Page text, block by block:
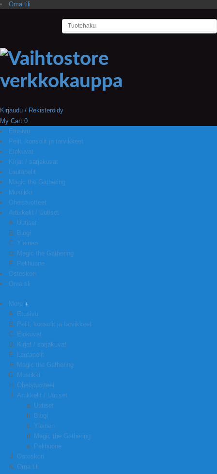
Oma tili
Kirjaudu / Rekisteröidy
My Cart 0
Etusivu
Pelit, konsolit ja tarvikkeet
Elokuvat
Kirjat / sarjakuvat
Lautapelit
Magic the Gathering
Musiikki
Oheistuotteet
Artikkelit / Uutiset
Uutiset
Blogi
Yleinen
Magic the Gathering
Pelihuone
Ostoskori
Oma tili
More
Etusivu
Pelit, konsolit ja tarvikkeet
Elokuvat
Kirjat / sarjakuvat
Lautapelit
Magic the Gathering
Musiikki
Oheistuotteet
Artikkelit / Uutiset
Uutiset
Blogi
Yleinen
Magic the Gathering
Pelihuone
Ostoskori
Oma tili